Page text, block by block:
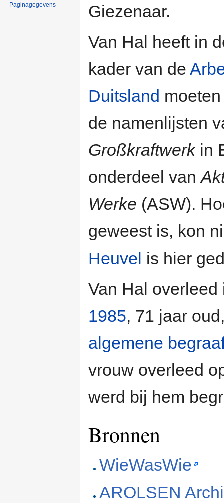
Giezenaar.
Van Hal heeft in
kader van de
Duitsland
de namenlijsten
Großkraftwerkin
onderdeel van
Werke (ASW).
geweest is, kon
Heuvel is hier
Van Hal
1985, 71 jaar
algemene
vrouw overleed
werd bij hem
Bronnen
WieWasWie
AROLSEN
Paginagegevens